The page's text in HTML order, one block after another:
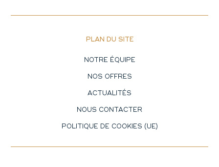
PLAN DU SITE
NOTRE ÉQUIPE
NOS OFFRES
ACTUALITÉS
NOUS CONTACTER
POLITIQUE DE COOKIES (UE)